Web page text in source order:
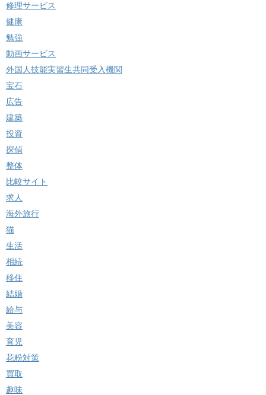
修理サービス
健康
勉強
動画サービス
外国人技能実習生共同受入機関
宝石
広告
建築
投資
探偵
整体
比較サイト
求人
海外旅行
猫
生活
相続
移住
結婚
給与
美容
育児
花粉対策
買取
趣味